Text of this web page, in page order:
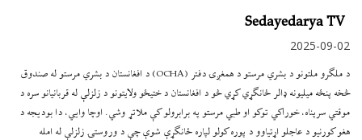
Sedayedarya TV
2025-09-02
د ملګرو ملتونو د بشري مرستو د همغږۍ دفتر (OCHA) د افغانستان د بشري مرستو له صندوق
څخه پنځه ميليونه ډالر ځانګړي کړي څو د افغانستان د ختیځو ولایتونو د زلزلې له قربانيانو سره د
موقتي سرپناه، خوراکي توکو او طبي مرستو په برابرولو کې ملاتړ وشي. اوچا وايي، دا بوديجه د
هغو کورنيو د عاجلو اړتياوو د پوره کولو لپاره ځانګړې شوې چې د وروستۍ زلزلې له امله